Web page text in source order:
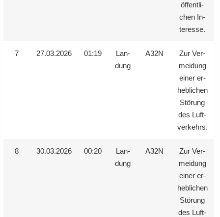
öf­fent­li­
chen In­
ter­es­se.
7 27.03.2026 01:19
Lan­
dung
A32N
Zur Ver­
mei­dung
einer er­
heb­li­chen
Stö­rung
des Luft­
ver­kehrs.
8 30.03.2026 00:20
Lan­
dung
A32N
Zur Ver­
mei­dung
einer er­
heb­li­chen
Stö­rung
des Luft­